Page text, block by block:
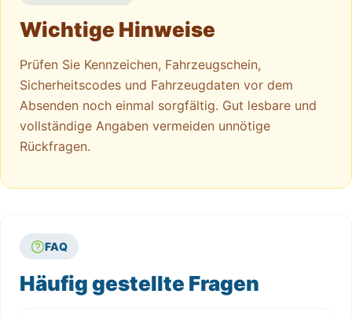
Wichtige Hinweise
Prüfen Sie Kennzeichen, Fahrzeugschein,
Sicherheitscodes und Fahrzeugdaten vor dem
Absenden noch einmal sorgfältig. Gut lesbare und
vollständige Angaben vermeiden unnötige
Rückfragen.
FAQ
Häufig gestellte Fragen